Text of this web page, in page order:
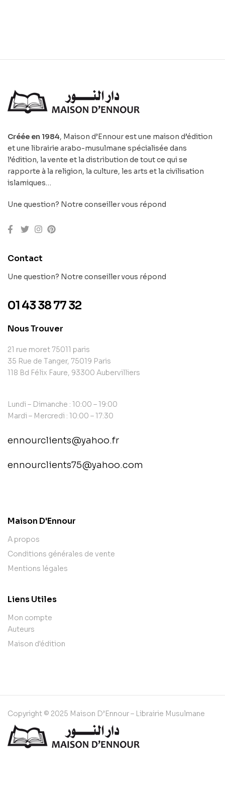
Créée en 1984, Maison d’Ennour est une maison d’édition
et une librairie arabo-musulmane spécialisée dans
l’édition, la vente et la distribution de tout ce qui se
rapporte à la religion, la culture, les arts et la civilisation
islamiques…
Une question? Notre conseiller vous répond
Contact
Une question? Notre conseiller vous répond
01 43 38 77 32
Nous Trouver
21 rue moret 75011 paris
35 Rue de Tanger, 75019 Paris
118 Bd Félix Faure, 93300 Aubervilliers
Lundi – Dimanche : 10:00 – 19:00
Mardi – Mercredi : 10:00 – 17:30
ennourclients@yahoo.fr
ennourclients75@yahoo.com
Maison D'Ennour
A propos
Conditions générales de vente
Mentions légales
Liens Utiles
Mon compte
Auteurs
Maison d'édition
Copyright © 2025 Maison D’Ennour – Librairie Musulmane